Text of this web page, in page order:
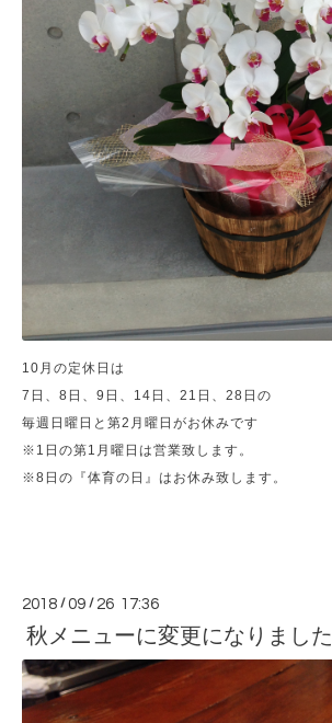
10月の定休日は
7日、8日、9日、14日、21日、28日の
毎週日曜日と第2月曜日がお休みです
※1日の第1月曜日は営業致します。
※8日の『体育の日』はお休み致します。
2018 /09 / 26 17:36
秋メニューに変更になりました